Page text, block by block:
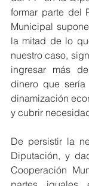
formar parte del
Municipal
la mitad de lo
nuestro caso,
ingresar más
dinero que
dinamización
y cubrir
De persistir la
Diputación, y
Cooperación